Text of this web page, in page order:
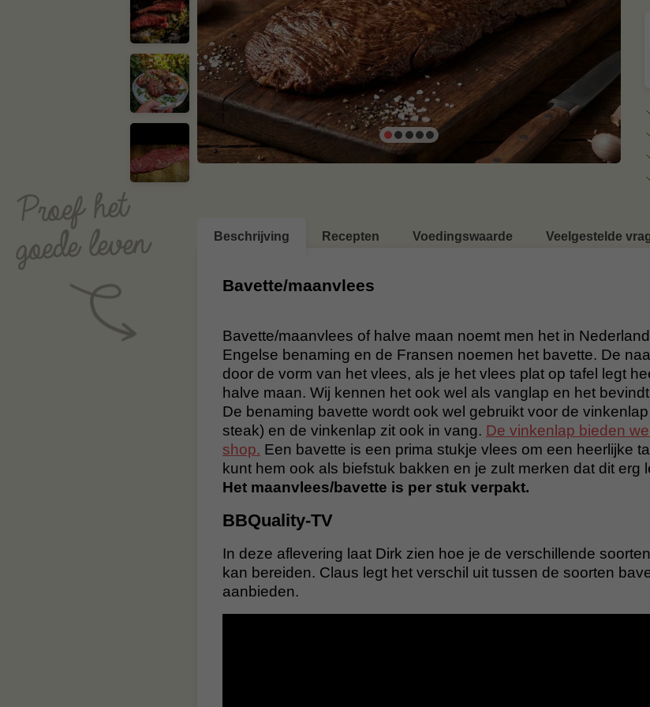
Beschrijving Recepten Voedingswaarde Veelgestelde
Bavette/maanvlees
Bavette/maanvlees of halve maan noemt men het in
Engelse benaming en de Fransen noemen het bavette. De
door de vorm van het vlees, als je het vlees plat op tafel legt
halve maan. Wij kennen het ook wel als vanglap en het
De benaming bavette wordt ook wel gebruikt voor de
steak) en de vinkenlap zit ook in vang. De vinkenlap bieden
shop. Een bavette is een prima stukje vlees om een heerlijke
kunt hem ook als biefstuk bakken en je zult merken dat dit erg
Het maanvlees/bavette is per stuk verpakt.
BBQuality-TV
In deze aflevering laat Dirk zien hoe je de verschillende
kan bereiden. Claus legt het verschil uit tussen de soorten
aanbieden.